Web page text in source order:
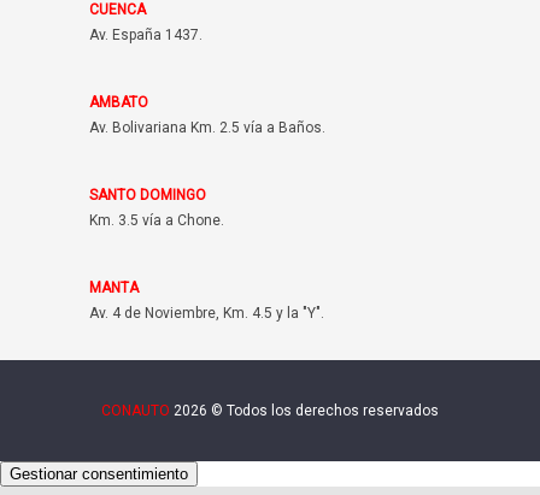
CUENCA
Av. España 1437.
AMBATO
Av. Bolivariana Km. 2.5 vía a Baños.
SANTO DOMINGO
Km. 3.5 vía a Chone.
MANTA
Av. 4 de Noviembre, Km. 4.5 y la "Y".
CONAUTO 2026 © Todos los derechos reservados
Gestionar consentimiento